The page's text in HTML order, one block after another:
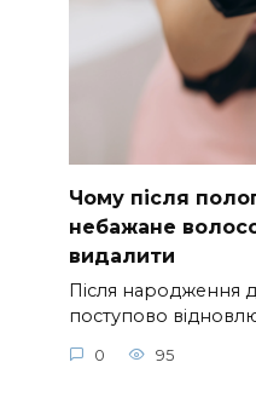
Чому після
небажане
видалити
Після народження
поступово
0 95